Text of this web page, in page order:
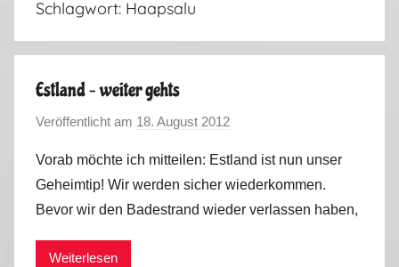
Schlagwort: Haapsalu
Estland – weiter gehts
Veröffentlicht am 18. August 2012
n
M
a
Vorab möchte ich mitteilen: Estland ist nun unser
Geheimtip! Wir werden sicher wiederkommen.
Bevor wir den Badestrand wieder verlassen haben,
Weiterlesen